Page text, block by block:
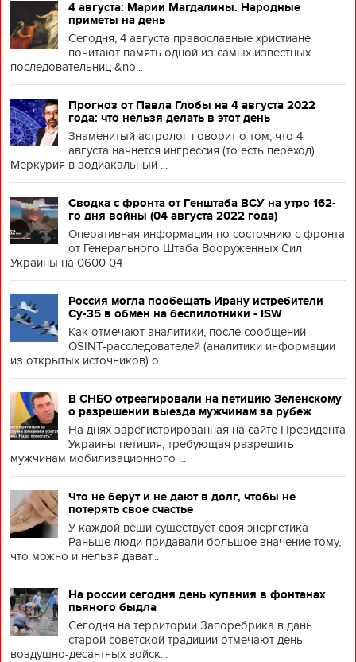
4 августа: Марии Магдалины. Народные
приметы на день
Сегодня, 4 августа православные христиане
почитают память одной из самых известных
последовательниц &nb...
Прогноз от Павла Глобы на 4 августа 2022
года: что нельзя делать в этот день
Знаменитый астролог говорит о том, что 4
августа начнется ингрессия (то есть переход)
Меркурия в зодиакальный ...
Сводка с фронта от Генштаба ВСУ на утро 162-
го дня войны (04 августа 2022 года)
Оперативная информация по состоянию с фронта
от Генерального Штаба Вооруженных Сил
Украины на 0600 04
Россия могла пообещать Ирану истребители
Су-35 в обмен на беспилотники - ISW
Как отмечают аналитики, после сообщений
OSINT-расследователей (аналитики информации
из открытых источников) о ...
В СНБО отреагировали на петицию Зеленскому
о разрешении выезда мужчинам за рубеж
На днях зарегистрированная на сайте Президента
Украины петиция, требующая разрешить
мужчинам мобилизационного ...
Что не берут и не дают в долг, чтобы не
потерять свое счастье
У каждой вещи существует своя энергетика
Раньше люди придавали большое значение тому,
что можно и нельзя дават...
На россии сегодня день купания в фонтанах
пьяного быдла
Сегодня на территории Запоребрика в дань
старой советской традиции отмечают день
воздушно-десантных войск...